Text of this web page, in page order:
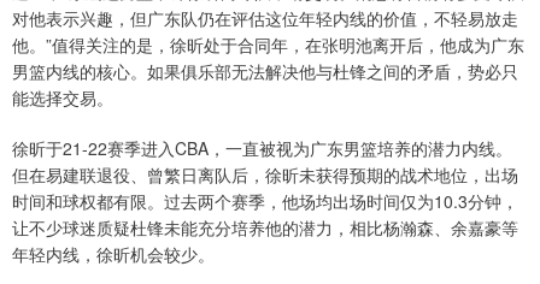
对他表示兴趣，但广东队仍在评估这位年轻内线的价值，不轻易放走
他。”值得关注的是，徐昕处于合同年，在张明池离开后，他成为广东
男篮内线的核心。如果俱乐部无法解决他与杜锋之间的矛盾，势必只
能选择交易。
徐昕于21-22赛季进入CBA，一直被视为广东男篮培养的潜力内线。
但在易建联退役、曾繁日离队后，徐昕未获得预期的战术地位，出场
时间和球权都有限。过去两个赛季，他场均出场时间仅为10.3分钟，
让不少球迷质疑杜锋未能充分培养他的潜力，相比杨瀚森、余嘉豪等
年轻内线，徐昕机会较少。